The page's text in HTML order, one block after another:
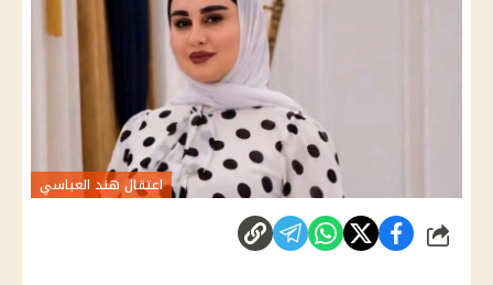
اعتقال هند العباسي
شارك